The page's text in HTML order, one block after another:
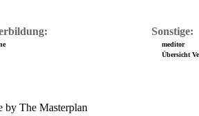
Sonstige:
meditor
Übersicht